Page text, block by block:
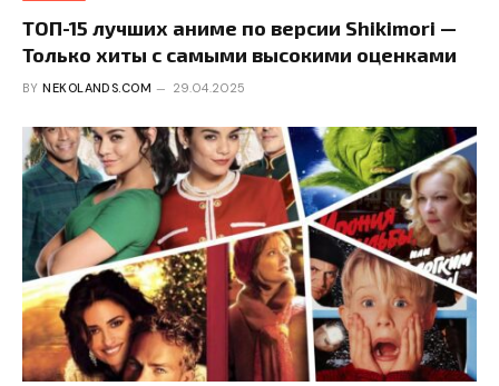
ТОП-15 лучших аниме по версии Shikimori —
Только хиты с самыми высокими оценками
BY NEKOLANDS.COM 29.04.2025